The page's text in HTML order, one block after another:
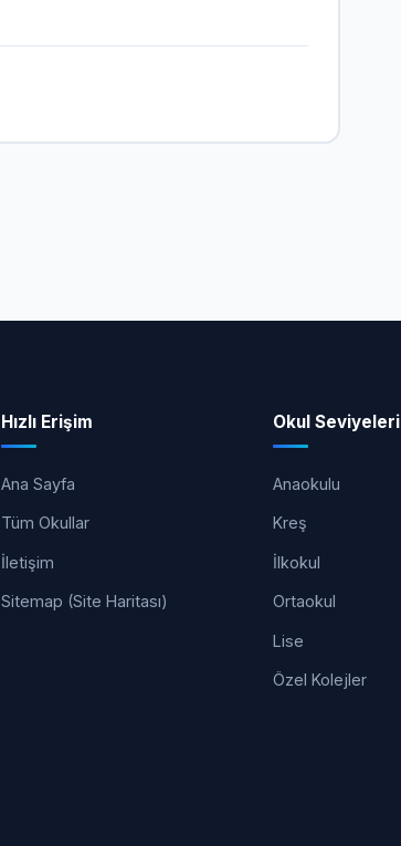
Hızlı Erişim
Ana Sayfa
Tüm Okullar
İletişim
Sitemap (Site Haritası)
Okul Seviyeleri
Anaokulu
Kreş
İlkokul
Ortaokul
Lise
Özel Kolejler